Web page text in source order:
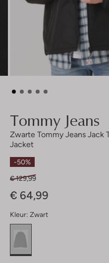
Tommy Jeans
Zwarte Tommy Jeans Jack
Jacket
-50%
€ 129,99
€ 64,99
Kleur: Zwart